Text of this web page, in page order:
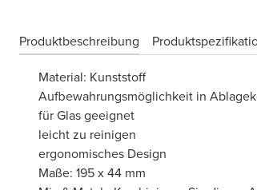
Produktbeschreibung
Material: Kunststoff
Aufbewahrungsmöglichkeit in
für Glas geeignet
leicht zu reinigen
ergonomisches Design
Maße: 195 x 44 mm